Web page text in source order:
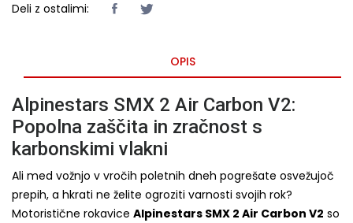
Deli z ostalimi:
OPIS
Alpinestars SMX 2 Air Carbon V2:
Popolna zaščita in zračnost s
karbonskimi vlakni
Ali med vožnjo v vročih poletnih dneh pogrešate osvežujoč
prepih, a hkrati ne želite ogroziti varnosti svojih rok?
Motoristične rokavice Alpinestars SMX 2 Air Carbon V2 so